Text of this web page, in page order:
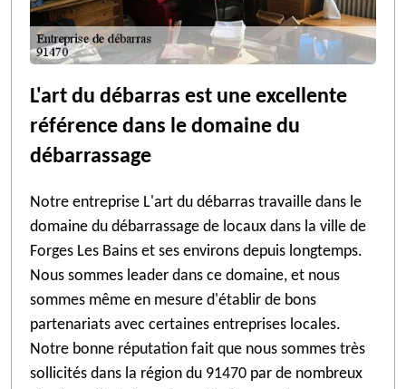
L'art du débarras est une excellente
référence dans le domaine du
débarrassage
Notre entreprise L'art du débarras travaille dans le
domaine du débarrassage de locaux dans la ville de
Forges Les Bains et ses environs depuis longtemps.
Nous sommes leader dans ce domaine, et nous
sommes même en mesure d'établir de bons
partenariats avec certaines entreprises locales.
Notre bonne réputation fait que nous sommes très
sollicités dans la région du 91470 par de nombreux